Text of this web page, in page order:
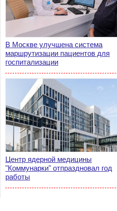
В Москве улучшена система
маршрутизации пациентов для
госпитализации
Центр ядерной медицины
"Коммунарки" отпраздновал год
работы